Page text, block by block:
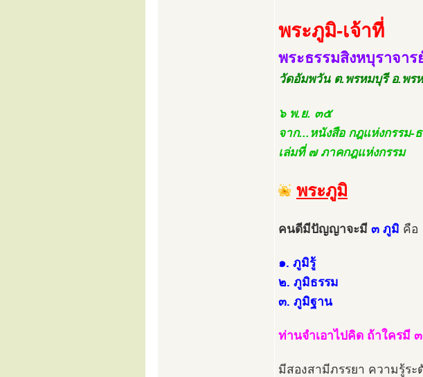
พระภูมิ-เจ้าที่
พระธรรมสิงหบุราจาร
วัดอัมพวัน ต.พรหมบุรี อ.พร
๖ พ.ย. ๓๕
จาก...หนังสือ กฎแห่งกรรม-
เล่มที่ ๗ ภาคกฎแห่งกรรม
พระภูมิ
คนดีมีปัญญาจะมี ๓ ภูมิ คือ
๑. ภูมิรู้
๒. ภูมิธรรม
๓. ภูมิฐาน
ท่านจำเอาไปคิด ถ้าใครมี
มีสองสามีภรรยา ความรู้ร